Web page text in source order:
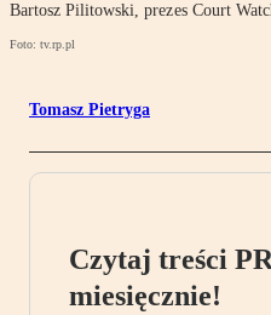
Bartosz Pilitowski, prezes Court
Foto: tv.rp.pl
Tomasz Pietryga
Czytaj treści
miesięcznie!